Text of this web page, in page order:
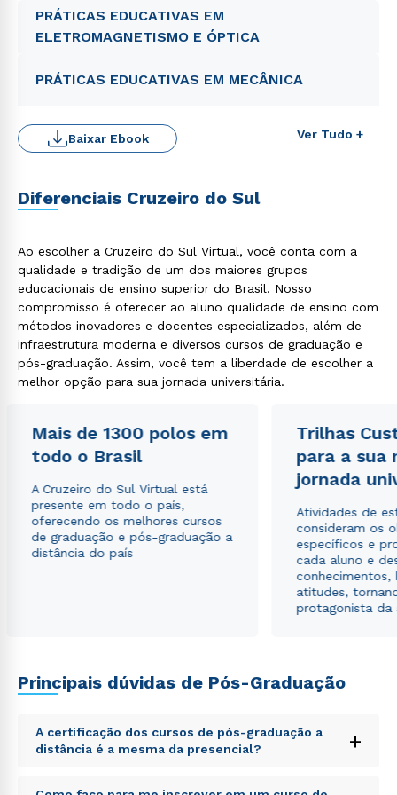
PRÁTICAS EDUCATIVAS EM
ELETROMAGNETISMO E ÓPTICA
PRÁTICAS EDUCATIVAS EM MECÂNICA
Ver Tudo +
Baixar Ebook
Diferenciais Cruzeiro do Sul
Ao escolher a Cruzeiro do Sul Virtual, você conta com a
qualidade e tradição de um dos maiores grupos
educacionais de ensino superior do Brasil. Nosso
compromisso é oferecer ao aluno qualidade de ensino com
métodos inovadores e docentes especializados, além de
infraestrutura moderna e diversos cursos de graduação e
pós-graduação. Assim, você tem a liberdade de escolher a
melhor opção para sua jornada universitária.
Mais de 1300 polos em
todo o Brasil
A Cruzeiro do Sul Virtual está
presente em todo o país,
oferecendo os melhores cursos
de graduação e pós-graduação a
distância do país
Trilhas
para a sua
jornada
Atividades de
consideram os
específicos e
cada aluno e
conhecimentos,
atitudes,
protagonista da
Principais dúvidas de Pós-Graduação
A certificação dos cursos de pós-graduação a
distância é a mesma da presencial?
+
Sed ut perspiciatis unde omnis iste natus error sit
Rápido e fácil
WhatsApp
ou
Estou de acordo com a Política de Privacidade.e
autorizo que meus dados sejam utilizados para o
envio de conteúdos da Cruzeiro do Sul.